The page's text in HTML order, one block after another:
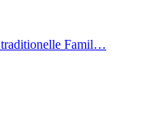
Famil…